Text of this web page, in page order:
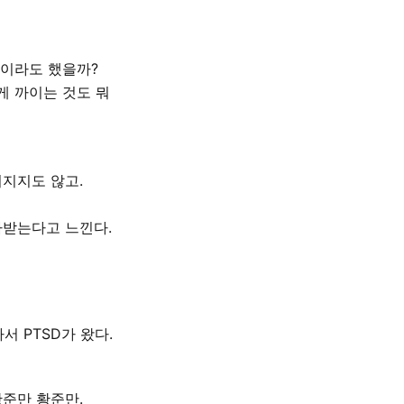
라도 했을까?
까이는 것도 뭐
지도 않고.
는다고 느낀다.
PTSD가 왔다.
만 황준만.